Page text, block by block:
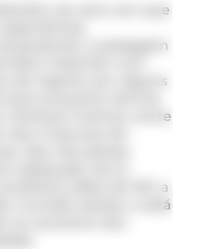
do sono em que
a passagem
e fazendo com
de respirar por alguns
enquanto dorme.
diversos motivos, entre
dos músculos da
das vias aéreas,
adequado de ar.
afete de 10% a
mundial adulta, e está
ao aumento dos